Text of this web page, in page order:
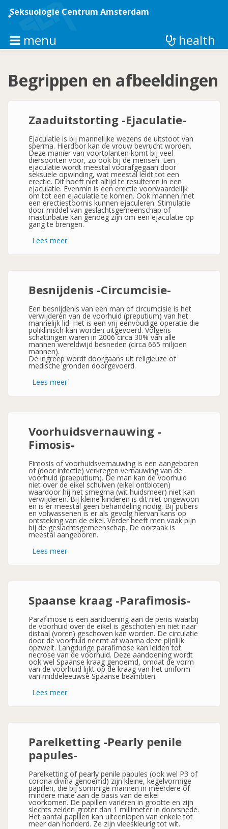
naar
gaan
Seksuologie Centrum Amsterdam
menu health
Begrippen en afbeeldingen
Zaaduitstorting -Ejaculatie-
Ejaculatie is bij mannelijke wezens de uitstoot van
sperma. Hierdoor kan de vrouw bevrucht worden.
Deze manier van voortplanten komt bij veel
diersoorten voor, zo ook bij de mensen. Een
ejaculatie wordt meestal voorafgegaan door
seksuele opwinding, wat meestal leidt tot een
erectie. Dit hoeft niet altijd te resulteren in een
ejaculatie. Evenmin is een erectie voorwaardelijk
om tot een ejaculatie te komen. Ook mannen met
een erectiestoornis kunnen ejaculeren. Stimulatie
door middel van geslachtsgemeenschap of
masturbatie kan genoeg zijn om een ejaculatie op
gang te brengen.
Lees meerover
Besnijdenis -Circumcisie-
Een besnijdenis van een man of circumcisie is het
verwijderen van de voorhuid (preputium) van het
mannelijk lid. Het is een vrij eenvoudige operatie die
poliklinisch kan worden uitgevoerd. Volgens
schattingen waren in 2006 circa 30% van alle
mannen wereldwijd besneden (circa 665 miljoen
mannen).
De ingreep wordt doorgaans uit religieuze of
medische gronden doorgevoerd.
Lees meerover
Voorhuidsvernauwing -
Fimosis-
Fimosis of voorhuidsvernauwing is een aangeboren
of (door infectie) verkregen vernauwing van de
voorhuid (praeputium). De man kan de voorhuid
niet over de eikel schuiven (eikel ontbloten)
waardoor hij het smegma (wit huidsmeer) niet kan
verwijderen. Bij kleine kinderen is dit niet ongewoon
en is er meestal geen behandeling nodig. Bij pubers
en volwassenen is er als gevolg hiervan kans op
ontsteking van de eikel. Verder heeft men vaak pijn
bij de geslachtsgemeenschap. De oorzaak is
meestal aangeboren.
Lees meerover
Spaanse kraag -Parafimosis-
Parafimose is een aandoening aan de penis waarbij
de voorhuid over de eikel is geschoten en niet naar
distaal (voren) geschoven kan worden. De circulatie
door de voorhuid neemt af waarna deze pijnlijk
opzwelt. Langdurige parafimose kan leiden tot
necrose van de voorhuid. Deze aandoening wordt
ook wel Spaanse kraag genoemd, omdat de vorm
van de voorhuid lijkt op de kraag van het uniform
van middeleeuwse Spaanse beambten.
Lees meerover
Parelketting -Pearly penile
papules-
Parelketting of pearly penile papules (ook wel P3 of
corona divina genoemd) zijn kleine, kegelvormige
papillen, die bij sommige mannen in meerdere of
mindere mate aan de basis van de eikel
voorkomen. De papillen variëren in grootte en zijn
slechts zelden groter dan 1 millimeter in doorsnede.
Het aantal papillen kan uiteenlopen van enkele tot
meer dan honderd. Ze zijn vleeskleurig tot wit.